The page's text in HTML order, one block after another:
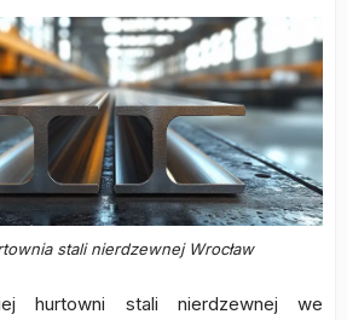
stali nierdzewnej Wrocław
hurtowni stali nierdzewnej we